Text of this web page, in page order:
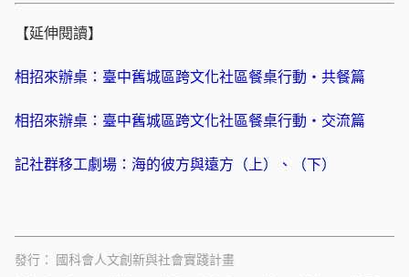
【延伸閱讀】
相招來辦桌：臺中舊城區跨文化社區餐桌行動・共餐篇
相招來辦桌：臺中舊城區跨文化社區餐桌行動・交流篇
記社群移工劇場：海的彼方與遠方（上） 、 （下）
發行
國科會人文創新與社會實踐計畫